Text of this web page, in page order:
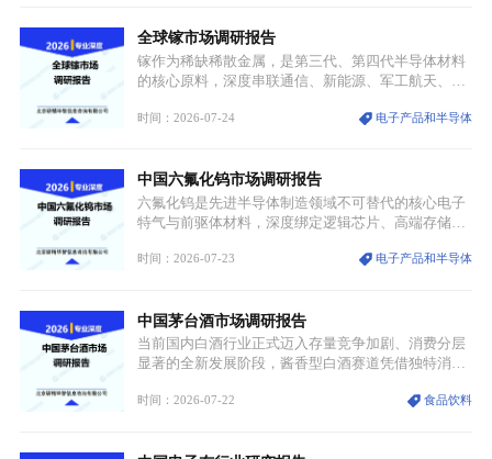
重要载体。同时，行业标准落地、生产技术升级、原
创设计能力提升，进一步夯实产业发展根基，吸引传
统服饰品牌、文旅企业等跨界入局，市场活力持续释
全球镓市场调研报告
镓作为稀缺稀散金属，是第三代、第四代半导体材料
的核心原料，深度串联通信、新能源、军工航天、光
与大国科技博弈的关键战略资源。镓并非传统大宗金
领域渗透”的战略体系，成为全球科技产业运转的刚
需资源。
时间：2026-07-24 电子产品和半导体
中国六氟化钨市场调研报告
六氟化钨是先进半导体制造领域不可替代的核心电子
特气与前驱体材料，深度绑定逻辑芯片、高端存储芯
沉积（CVD）、原子层沉积（ALD）工艺专用前驱体
密制造流程。
时间：2026-07-23 电子产品和半导体
中国茅台酒市场调研报告
当前国内白酒行业正式迈入存量竞争加剧、消费分层
显著的全新发展阶段，酱香型白酒赛道凭借独特消费
道。贵州茅台凭借独一无二的核心产区壁垒、刚性产
时间：2026-07-22 食品饮料